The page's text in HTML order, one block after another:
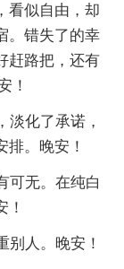
看似自由，却
。错失了的幸
赶路把，还有
！
淡化了承诺，
。晚安！
可无。在纯白
！
别人。晚安！